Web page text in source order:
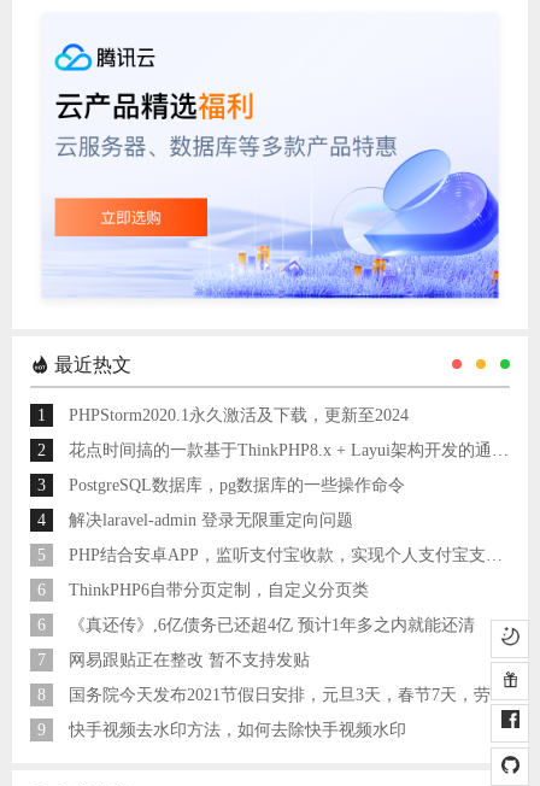
最近热文
1
PHPStorm2020.1永久激活及下载，更新至2024
2
花点时间搞的一款基于ThinkPHP8.x + Layui架构开发的通用后台管理系统
3
PostgreSQL数据库，pg数据库的一些操作命令
4
解决laravel-admin 登录无限重定向问题
5
PHP结合安卓APP，监听支付宝收款，实现个人支付宝支付接口
6
ThinkPHP6自带分页定制，自定义分页类
6
《真还传》,6亿债务已还超4亿 预计1年多之内就能还清
7
网易跟贴正在整改 暂不支持发贴
8
国务院今天发布2021节假日安排，元旦3天，春节7天，劳动节5天
9
快手视频去水印方法，如何去除快手视频水印